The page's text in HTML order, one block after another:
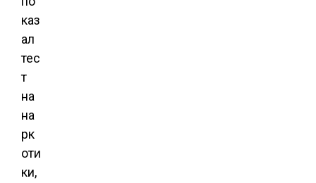
каз
ал
тес
т
на
на
рк
оти
ки,